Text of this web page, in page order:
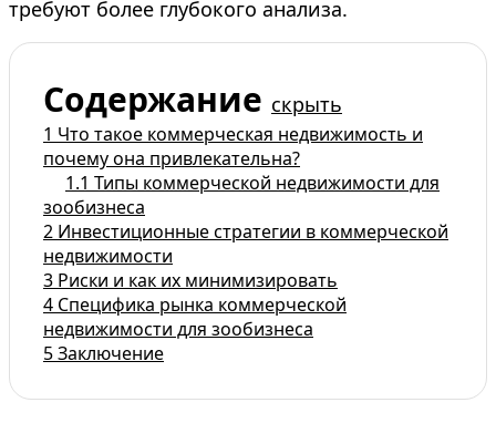
требуют более глубокого анализа.
Содержание скрыть
1 Что такое коммерческая недвижимость и
почему она привлекательна?
1.1 Типы коммерческой недвижимости для
зообизнеса
2 Инвестиционные стратегии в коммерческой
недвижимости
3 Риски и как их минимизировать
4 Специфика рынка коммерческой
недвижимости для зообизнеса
5Заключение